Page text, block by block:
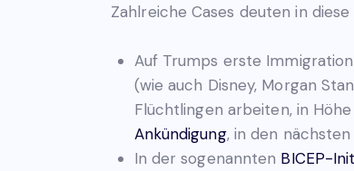
Zahlreiche Cases deuten in diese
Auf Trumps erste
(wie auch Disney, Morgan
Flüchtlingen arbeiten, in
Ankündigung, in den
In der sogenannten BICEP-